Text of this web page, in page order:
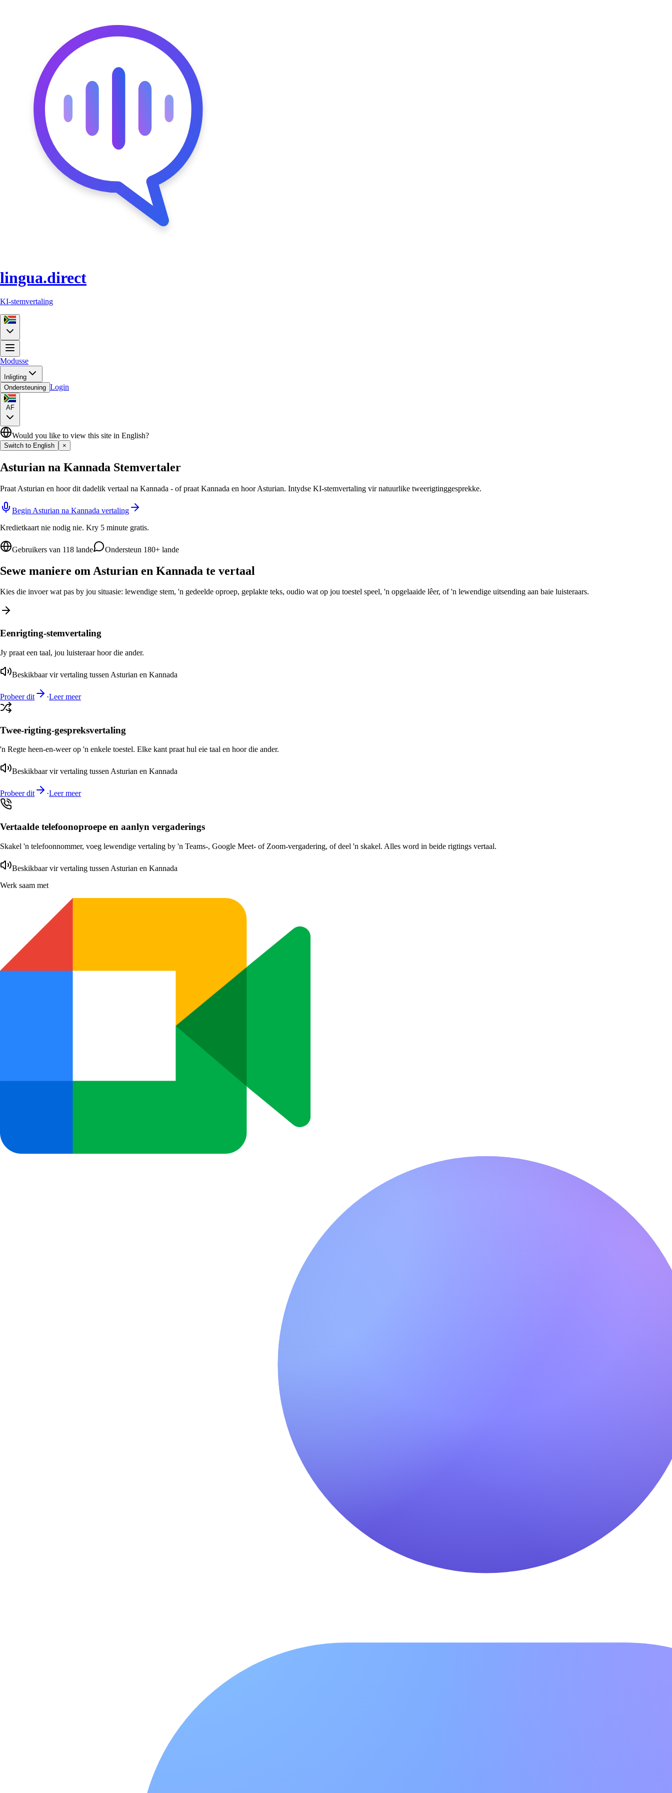
lingua.direct
KI-stemvertaling
Modusse
Inligting
Ondersteuning Login
AF
Would you like to view this site in English?
Switch to English ×
Asturian na Kannada Stemvertaler
Praat Asturian en hoor dit dadelik vertaal na Kannada - of praat Kannada en hoor Asturian. Intydse KI-stemvertaling vir natuurlike tweerigtinggesprekke.
Begin Asturian na Kannada vertaling
Kredietkaart nie nodig nie. Kry 5 minute gratis.
Gebruikers van 118 lande Ondersteun 180+ lande
Sewe maniere om Asturian en Kannada te vertaal
Kies die invoer wat pas by jou situasie: lewendige stem, 'n gedeelde oproep, geplakte teks, oudio wat op jou toestel speel, 'n opgelaaide lêer, of 'n lewendige uitsending aan baie luisteraars.
Eenrigting-stemvertaling
Jy praat een taal, jou luisteraar hoor die ander.
Beskikbaar vir vertaling tussen Asturian en Kannada
Probeer dit ·Leer meer
Twee-rigting-gespreksvertaling
'n Regte heen-en-weer op 'n enkele toestel. Elke kant praat hul eie taal en hoor die ander.
Beskikbaar vir vertaling tussen Asturian en Kannada
Probeer dit ·Leer meer
Vertaalde telefoonoproepe en aanlyn vergaderings
Skakel 'n telefoonnommer, voeg lewendige vertaling by 'n Teams-, Google Meet- of Zoom-vergadering, of deel 'n skakel. Alles word in beide rigtings vertaal.
Beskikbaar vir vertaling tussen Asturian en Kannada
Werk saam met